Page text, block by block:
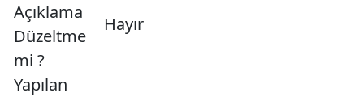
Açıklama
Düzeltme
mi ?
Hayır
Yapılan